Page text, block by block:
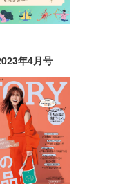
年4月号